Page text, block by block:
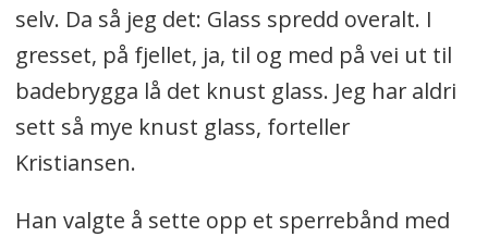
selv. Da så jeg det: Glass spredd overalt. I
gresset, på fjellet, ja, til og med på vei ut til
badebrygga lå det knust glass. Jeg har aldri
sett så mye knust glass, forteller
Kristiansen.
Han valgte å sette opp et sperrebånd med